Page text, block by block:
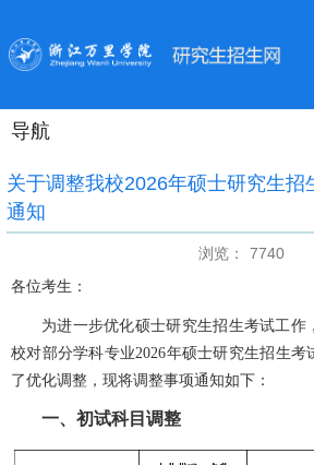
导航
关于调整我校2026年硕士研究生招
通知
浏览： 7740
各位考生：
为进一步优化硕士研究生招生考试工作
校对部分学科专业2026年硕士研究生招生考
了优化调整， 现将调整事项通知如下：
一、初试科目调整